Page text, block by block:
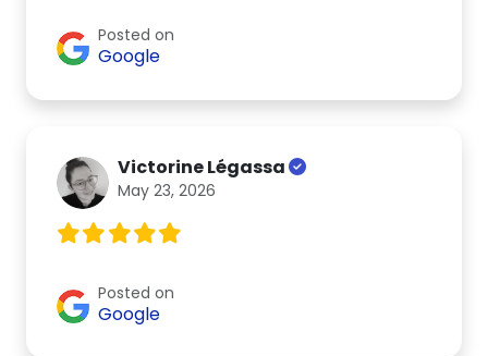
Posted on
Google
Victorine Légassa
May 23, 2026
Posted on
Google